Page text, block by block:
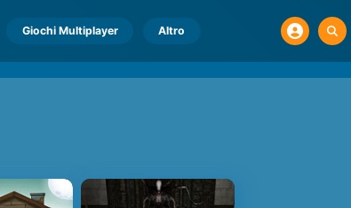
Giochi Multiplayer Altro